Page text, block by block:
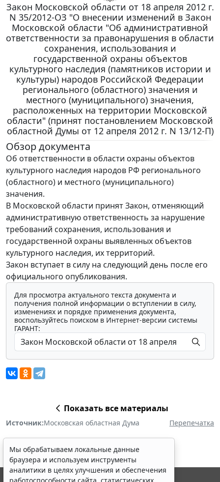
Закон Московской области от 18 апреля 2012 г.
N 35/2012-ОЗ "О внесении изменений в Закон
Московской области "Об административной
ответственности за правонарушения в области
сохранения, использования и
государственной охраны объектов
культурного наследия (памятников истории и
культуры) народов Российской Федерации
регионального (областного) значения и
местного (муниципального) значения,
расположенных на территории Московской
области" (принят постановлением Московской
областной Думы от 12 апреля 2012 г. N 13/12-П)
Обзор документа
Об ответственности в области охраны объектов
культурного наследия народов РФ регионального
(областного) и местного (муниципального)
значения.
В Московской области принят Закон, отменяющий
административную ответственность за нарушение
требований сохранения, использования и
государственной охраны выявленных объектов
культурного наследия, их территорий.
Закон вступает в силу на следующий день после его
официального опубликования.
Для просмотра актуального текста документа и
получения полной информации о вступлении в силу,
изменениях и порядке применения документа,
воспользуйтесь поиском в Интернет-версии системы
ГАРАНТ:
Показать все материалы
Источник:Московская областная Дума Перепечатка
Мы обрабатываем локальные данные
браузера и используем инструменты
аналитики в целях улучшения и обеспечения